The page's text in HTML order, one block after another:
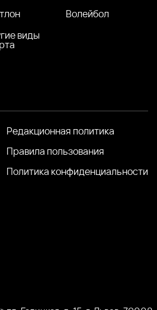
Волейбол
виды
Редакционная политика
Правила пользования
Политика конфиденциальности